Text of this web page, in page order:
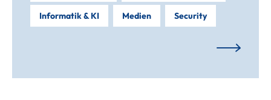
Informatik & KI Medien Security